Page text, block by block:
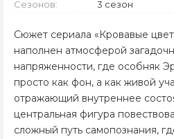
Сезонов:
3 сезон
Сюжет сериала «Кровавые
наполнен атмосферой
напряженности, где особняк
просто как фон, а как живой
отражающий внутреннее
центральная фигура
сложный путь самопознания,